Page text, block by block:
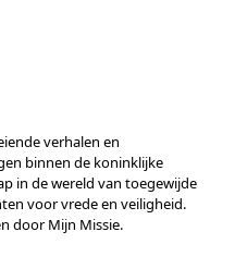
verhalen en
binnen de koninklijke
in de wereld van toegewijde
voor vrede en veiligheid.
door Mijn Missie.